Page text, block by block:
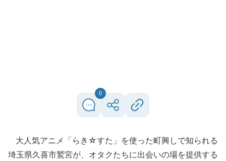
0
大人気アニメ「らき☆すた」を使った町興しで知られる
埼玉県久喜市鷲宮が、オタクたちに出会いの場を提供する